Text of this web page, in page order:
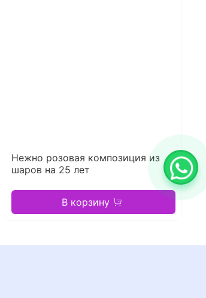
Нежно розовая композиция из
шаров на 25 лет
В корзину